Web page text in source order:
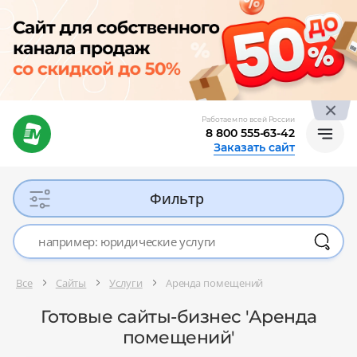
Работаем по всей России
8 800 555-63-42
Заказать сайт
Фильтр
Все Сайты Услуги Аренда помещений
Готовые сайты-бизнес 'Аренда
помещений'